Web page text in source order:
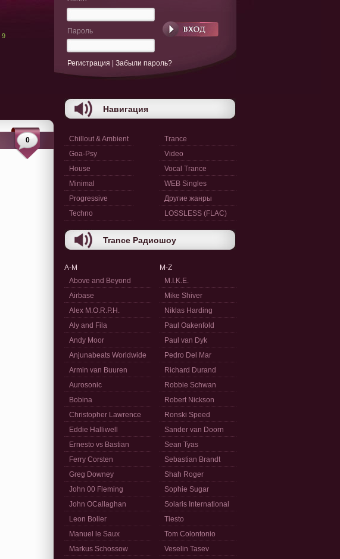
9
0
Пароль
Регистрация Забыли пароль?
Навигация
Chillout & Ambient
Goa-Psy
House
Minimal
Progressive
Techno
Trance
Video
Vocal Trance
WEB Singles
Другие жанры
LOSSLESS (FLAC)
Trance Радиошоу
A-M
Above and Beyond
Airbase
Alex M.O.R.P.H.
Aly and Fila
Andy Moor
Anjunabeats Worldwide
Armin van Buuren
Aurosonic
Bobina
Christopher Lawrence
Eddie Halliwell
Ernesto vs Bastian
Ferry Corsten
Greg Downey
John 00 Fleming
John OCallaghan
Leon Bolier
Manuel le Saux
Markus Schossow
M-Z
M.I.K.E.
Mike Shiver
Niklas Harding
Paul Oakenfold
Paul van Dyk
Pedro Del Mar
Richard Durand
Robbie Schwan
Robert Nickson
Ronski Speed
Sander van Doorn
Sean Tyas
Sebastian Brandt
Shah Roger
Sophie Sugar
Solaris International
Tiesto
Tom Colontonio
Veselin Tasev